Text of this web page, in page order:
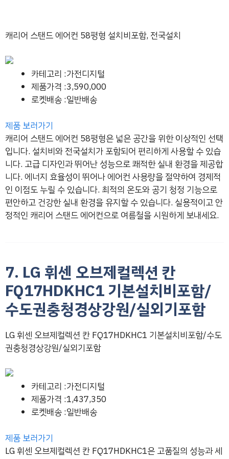
캐리어 스탠드 에어컨 58평형 설치비포함, 전국설치
카테고리 :가전디지털
제품가격 :3,590,000
로켓배송 :일반배송
제품 보러가기
캐리어 스탠드 에어컨 58평형은 넓은 공간을 위한 이상적인 선택
입니다. 설치비와 전국설치가 포함되어 편리하게 사용할 수 있습
니다. 고급 디자인과 뛰어난 성능으로 쾌적한 실내 환경을 제공합
니다. 에너지 효율성이 뛰어나 에어컨 사용량을 절약하여 경제적
인 이점도 누릴 수 있습니다. 최적의 온도와 공기 청정 기능으로
편안하고 건강한 실내 환경을 유지할 수 있습니다. 실용적이고 안
정적인 캐리어 스탠드 에어컨으로 여름철을 시원하게 보내세요.
7. LG 휘센 오브제컬렉션 칸
FQ17HDKHC1 기본설치비포함/
수도권충청경상강원/실외기포함
LG 휘센 오브제컬렉션 칸 FQ17HDKHC1 기본설치비포함/수도
권충청경상강원/실외기포함
카테고리 :가전디지털
제품가격 :1,437,350
로켓배송 :일반배송
제품 보러가기
LG 휘센 오브제컬렉션 칸 FQ17HDKHC1은 고품질의 성능과 세